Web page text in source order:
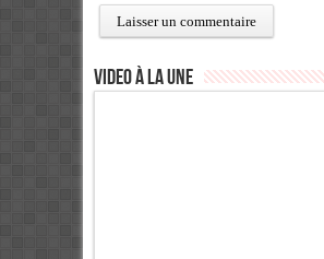
Video à la Une